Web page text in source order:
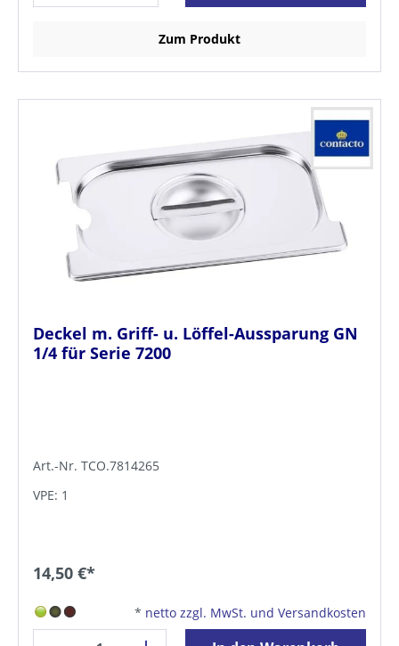
Zum Produkt
Deckel m. Griff- u. Löffel-Aussparung GN
1/4 für Serie 7200
Art.-Nr. TCO.7814265
VPE: 1
14,50 €*
* netto zzgl. MwSt. und Versandkosten